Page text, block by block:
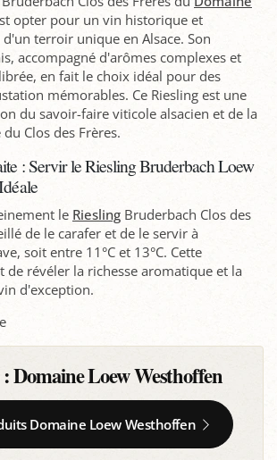
opter pour un vin historique et
terroir unique en Alsace. Son
accompagné d'arômes complexes et
en fait le choix idéal pour des
mémorables. Ce Riesling est une
du savoir-faire viticole alsacien et de la
Clos des Frères.
: Servir le Riesling Bruderbach Loew
le Riesling Bruderbach Clos des
de le carafer et de le servir à
soit entre 11°C et 13°C. Cette
de révéler la richesse aromatique et la
d'exception.
:Domaine Loew Westhoffen
Domaine Loew Westhoffen